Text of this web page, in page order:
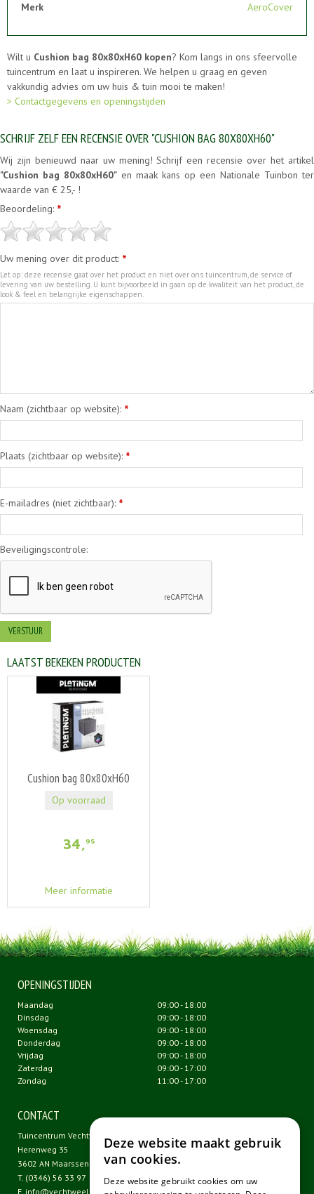
Merk
AeroCover
Wilt u Cushion bag 80x80xH60 kopen? Kom langs in ons sfeervolle
tuincentrum en laat u inspireren. We helpen u graag en geven
vakkundig advies om uw huis & tuin mooi te maken!
> Contactgegevens en openingstijden
SCHRIJF ZELF EEN RECENSIE OVER "CUSHION BAG 80X80XH60"
Wij zijn benieuwd naar uw mening! Schrijf een recensie over het artikel
"Cushion bag 80x80xH60" en maak kans op een Nationale Tuinbon ter
waarde van € 25,- !
Beoordeling: *
Uw mening over dit product: *
Let op: deze recensie gaat over het product en niet over ons tuincentrum, de service of
levering van uw bestelling. U kunt bijvoorbeeld in gaan op de kwaliteit van het product, de
look & feel en belangrijke eigenschappen.
Naam (zichtbaar op website): *
Plaats (zichtbaar op website): *
E-mailadres (niet zichtbaar): *
Beveiligingscontrole:
LAATST BEKEKEN PRODUCTEN
Cushion bag 80x80xH60
34,95
Meer informatie
Op voorraad
OPENINGSTIJDEN
Maandag
09:00 - 18:00
Dinsdag
09:00 - 18:00
Woensdag
09:00 - 18:00
Donderdag
09:00 - 18:00
Vrijdag
09:00 - 18:00
Zaterdag
09:00 - 17:00
Zondag
11:00 - 17:00
CONTACT
Tuincentrum Vechtweelde
Herenweg 35
3602 AN Maarssen
T. (0346) 56 33 97
E. info@vechtweelde.nl
Deze website maakt gebruik
van cookies.
Deze website gebruikt cookies om uw